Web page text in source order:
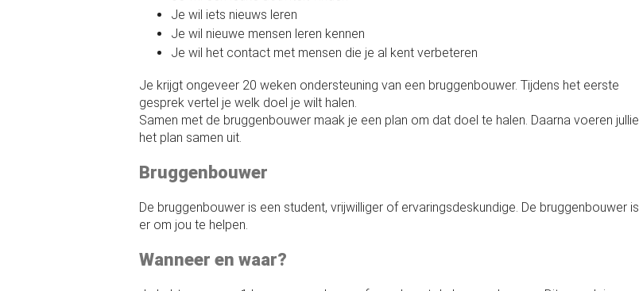
Je wil iets nieuws leren
Je wil nieuwe mensen leren kennen
Je wil het contact met mensen die je al kent verbeteren
Je krijgt ongeveer 20 weken ondersteuning van een bruggenbouwer. Tijdens het eerste
gesprek vertel je welk doel je wilt halen.
Samen met de bruggenbouwer maak je een plan om dat doel te halen. Daarna voeren jullie
het plan samen uit.
Bruggenbouwer
De bruggenbouwer is een student, vrijwilliger of ervaringsdeskundige. De bruggenbouwer is
er om jou te helpen.
Wanneer en waar?